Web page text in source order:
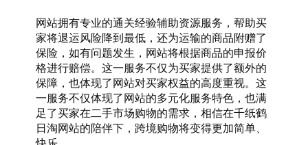
网站拥有专业的通关经验辅助资源服务，帮助买
家将退运风险降到最低，还为运输的商品附赠了
保险，如有问题发生，网站将根据商品的申报价
格进行赔偿。这一服务不仅为买家提供了额外的
保障，也体现了网站对买家权益的高度重视。这
一服务不仅体现了网站的多元化服务特色，也满
足了买家在二手市场购物的需求，相信在千纸鹤
日淘网站的陪伴下，跨境购物将变得更加简单、